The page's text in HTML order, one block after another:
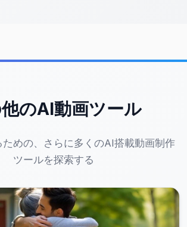
モン変身が注目されている
は、Adobe After EffectsやBlenderなどの専
はそれらの複雑さを解消し、わずか数ス
質感を得られます。特に、非エンジニア
とって、時間とコストの削減は大きなメ
のAI動画ツール
めの、さらに多くのAI搭載動画制作
ツールを探索する